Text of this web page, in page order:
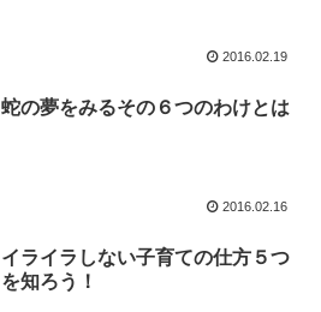
2016.02.19
蛇の夢をみるその６つのわけとは
2016.02.16
イライラしない子育ての仕方５つ
を知ろう！